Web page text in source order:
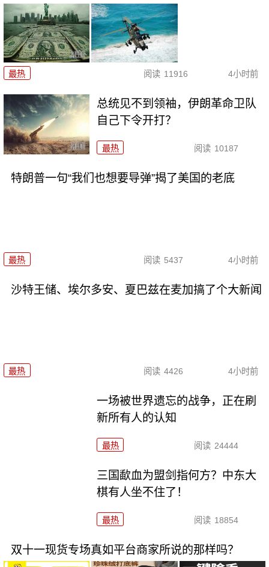
最热 阅读 11916 4小时前
总统见不到领袖，伊朗革命卫队
自己下令开打？
最热 阅读 10187
特朗普一句“我们也想要导弹”揭了美国的老底
最热 阅读 5437 4小时前
沙特王储、埃尔多安、夏巴兹在麦加搞了个大新闻
最热 阅读 4426 4小时前
一场被世界遗忘的战争，正在刷
新所有人的认知
最热 阅读 24444
三国歃血为盟剑指何方？中东大
棋有人坐不住了！
最热 阅读 18854
双十一现货专场真如平台商家所说的那样吗？